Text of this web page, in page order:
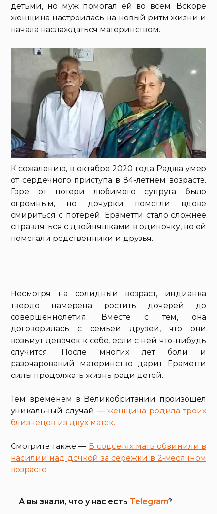
детьми, но муж помогал ей во всем. Вскоре
женщина настроилась на новый ритм жизни и
начала наслаждаться материнством.
К сожалению, в октябре 2020 года Раджа умер
от сердечного приступа в 84-летнем возрасте.
Горе от потери любимого супруга было
огромным, но дочурки помогли вдове
смириться с потерей. Ераметти стало сложнее
справляться с двойняшками в одиночку, но ей
помогали родственники и друзья.
Несмотря на солидный возраст, индианка
твердо намерена ростить дочерей до
совершеннолетия. Вместе с тем, она
договорилась с семьей друзей, что они
возьмут девочек к себе, если с ней что-нибудь
случится. После многих лет боли и
разочарований материнство дарит Ераметти
силы продолжать жизнь ради детей.
Тем временем в Великобритании произошел
уникальный случай —женщина родила троих
близнецов из двух маток.
Смотрите также — В соцсетях мать обвинили в
насилии над дочкой за сережки в 2‑месячном
возрасте
А вы знали, что у нас есть Telegram?